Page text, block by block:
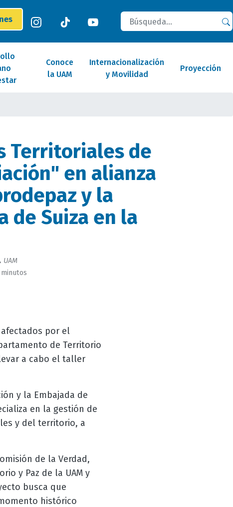
Buscar
Conoce
la UAM
Internacionalización
y Movilidad
Proyección
Territoriales de
en alianza
y la
de Suiza en la
UAM
por el
de Territorio
a cabo el taller
y la Embajada de
en la gestión de
y del territorio, a
de la Verdad,
y Paz de la UAM y
busca que
histórico